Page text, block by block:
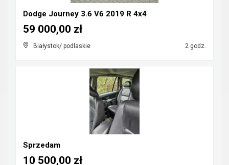
Dodge Journey 3.6 V6 2019 R 4x4
Białystok/ podlaskie 2 godz.
59 000,00 zł
Sprzedam
10 500,00 zł